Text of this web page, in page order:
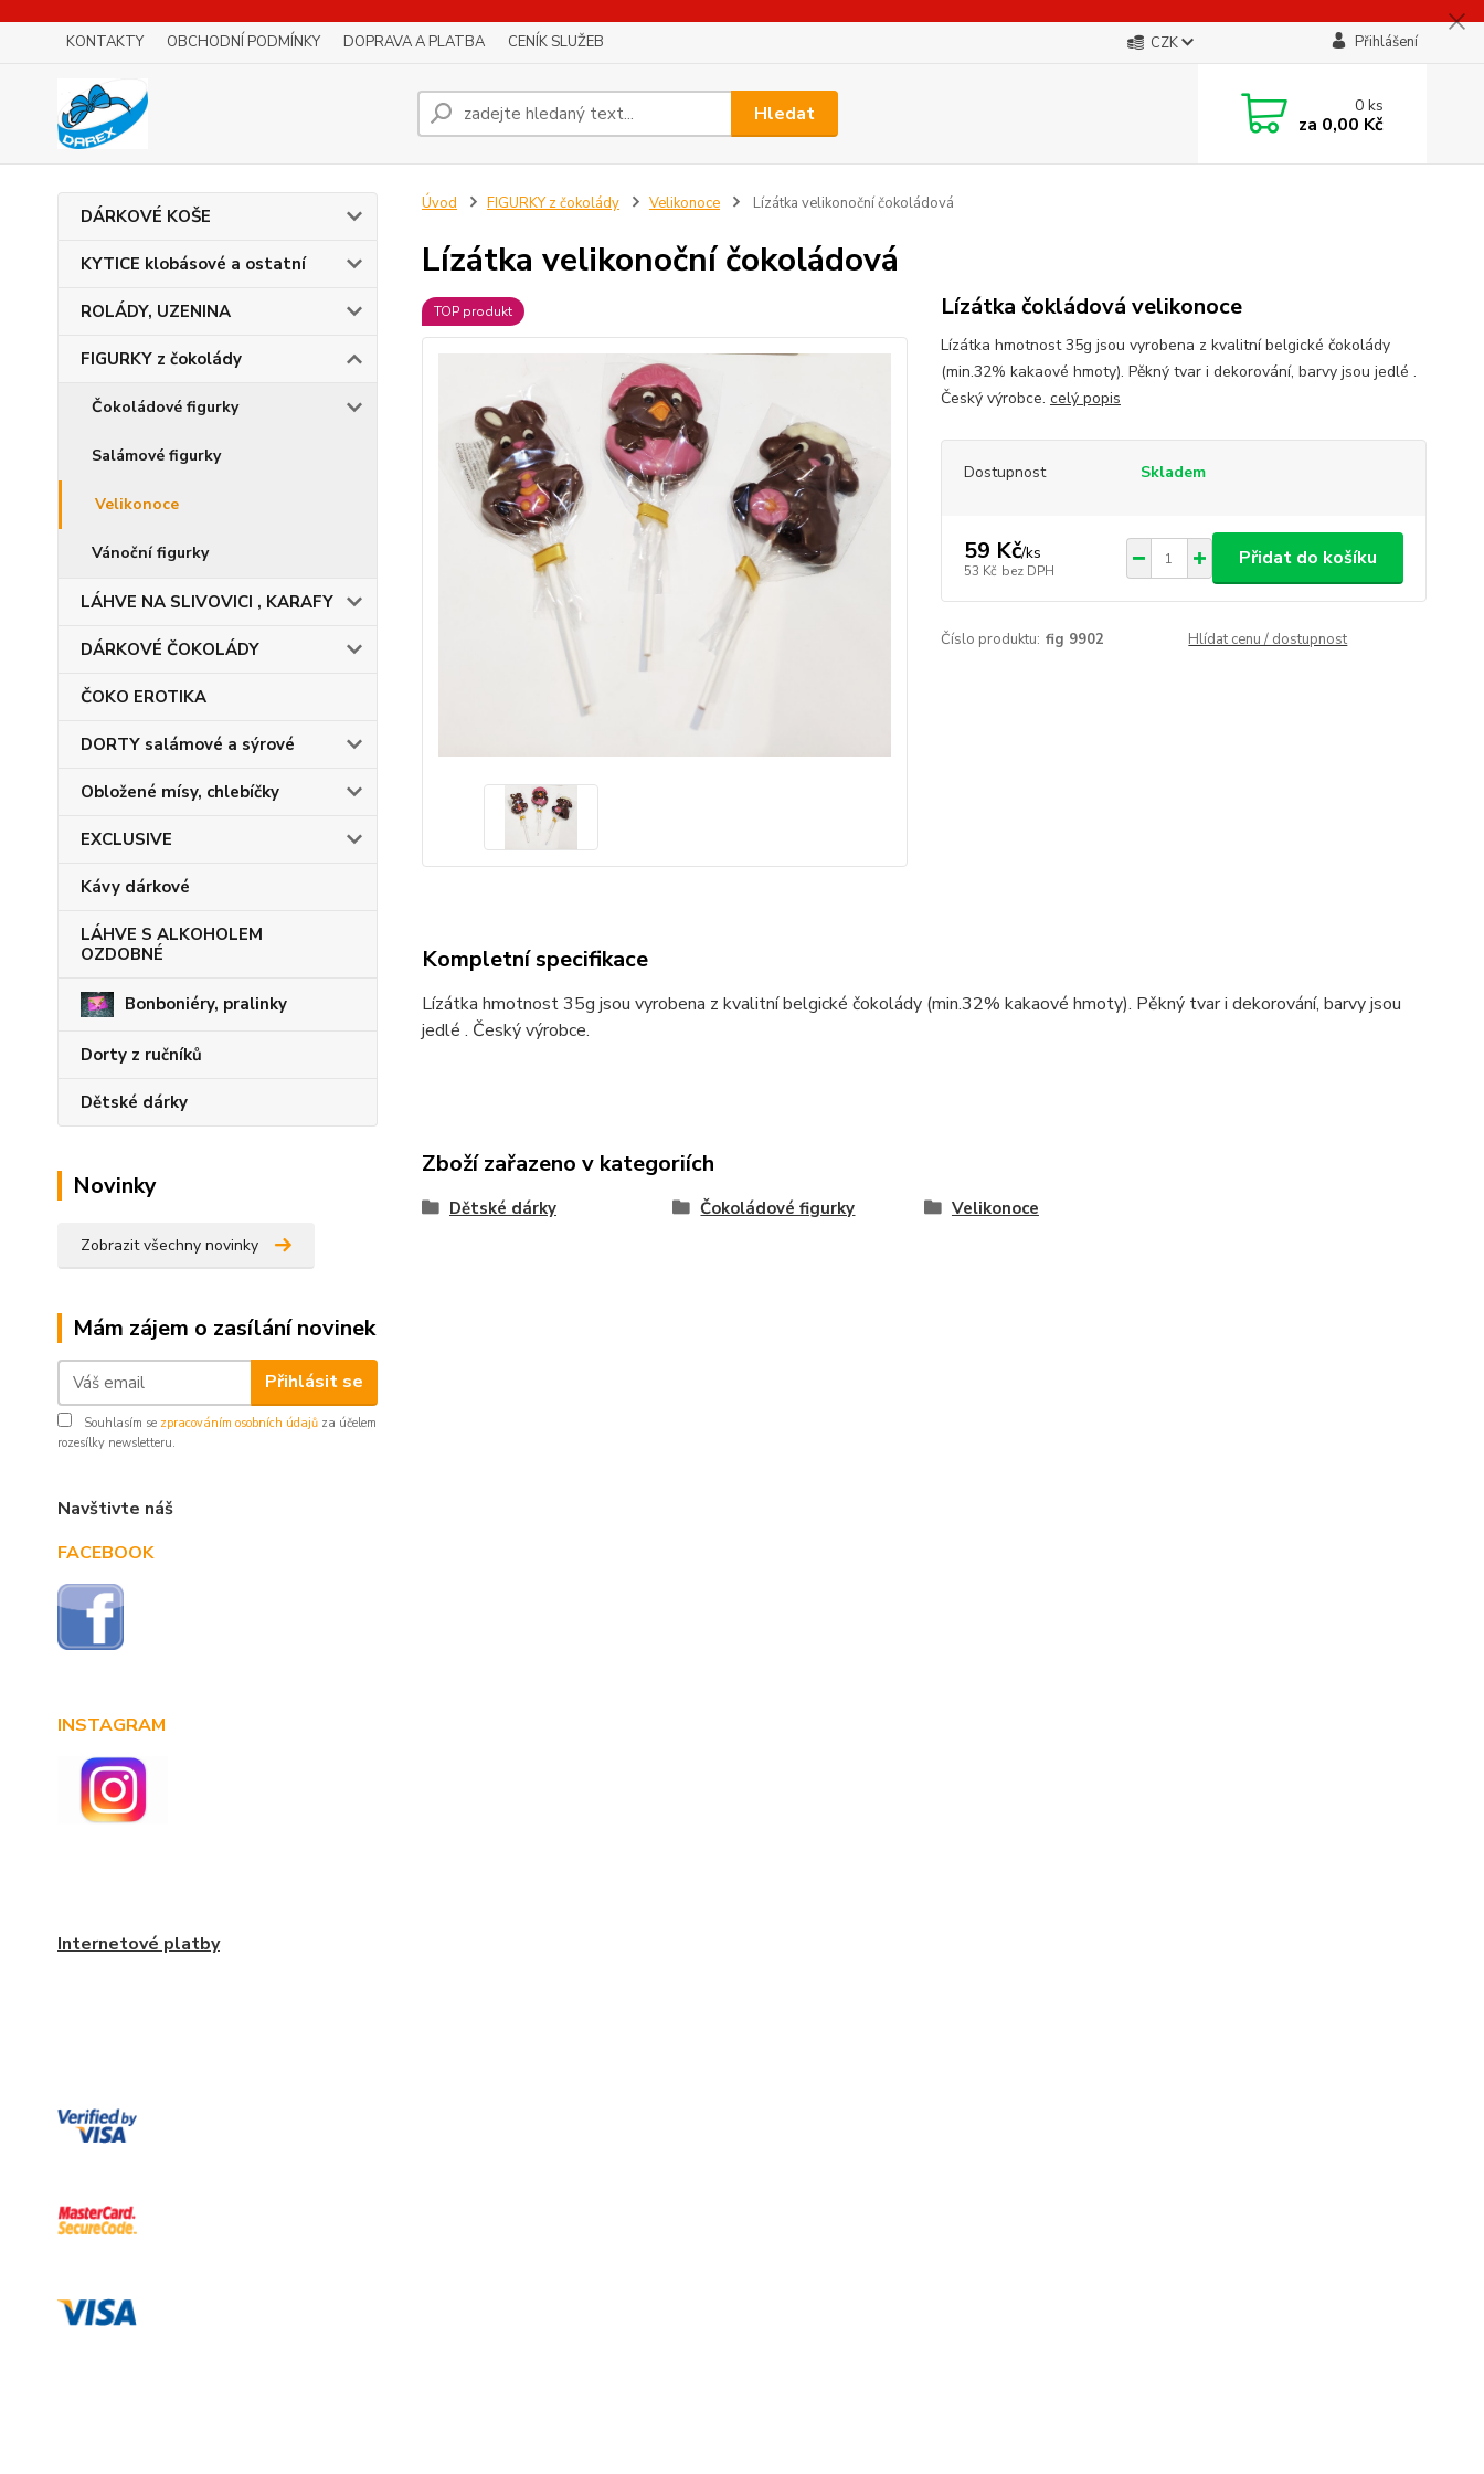
KONTAKTY OBCHODNÍ PODMÍNKY DOPRAVA A PLATBA CENÍK SLUŽEB CZK Přihlášení
Hledat 0ks
za 0,00 Kč
DÁRKOVÉ KOŠE
KYTICE klobásové a ostatní
ROLÁDY, UZENINA
FIGURKY z čokolády
Čokoládové figurky
Salámové figurky
Velikonoce
Vánoční figurky
LÁHVE NA SLIVOVICI , KARAFY
DÁRKOVÉ ČOKOLÁDY
ČOKO EROTIKA
DORTY salámové a sýrové
Obložené mísy, chlebíčky
EXCLUSIVE
Kávy dárkové
LÁHVE S ALKOHOLEM
OZDOBNÉ
Bonboniéry, pralinky
Dorty z ručníků
Dětské dárky
Novinky
Zobrazit všechny novinky
Mám zájem o zasílání novinek
Přihlásit se
Souhlasím se zpracováním osobních údajů za účelem
rozesílky newsletteru.
Navštivte náš
FACEBOOK
INSTAGRAM
Internetové platby
Úvod FIGURKY z čokolády Velikonoce Lízátka velikonoční čokoládová
Lízátka velikonoční čokoládová
TOP produkt Lízátka čokládová velikonoce
Lízátka hmotnost 35g jsou vyrobena z kvalitní belgické čokolády
(min.32% kakaové hmoty). Pěkný tvar i dekorování, barvy jsou jedlé .
Český výrobce. celý popis
Dostupnost Skladem
59 Kč/ks
53 Kč bez DPH
Přidat do košíku
Číslo produktu: fig 9902 Hlídat cenu / dostupnost
Kompletní specifikace
Lízátka hmotnost 35g jsou vyrobena z kvalitní belgické čokolády (min.32% kakaové hmoty). Pěkný tvar i dekorování, barvy jsou
jedlé . Český výrobce.
Zboží zařazeno v kategoriích
Dětské dárky Čokoládové figurky Velikonoce